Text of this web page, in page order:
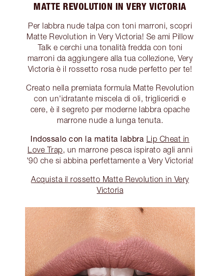
MATTE REVOLUTION IN VERY VICTORIA
Per labbra nude talpa con toni marroni, scopri
Matte Revolution in Very Victoria! Se ami Pillow
Talk e cerchi una tonalità fredda con toni
marroni da aggiungere alla tua collezione, Very
Victoria è il rossetto rosa nude perfetto per te!
Creato nella premiata formula Matte Revolution
con un'idratante miscela di oli, trigliceridi e
cere, è il segreto per moderne labbra opache
marrone nude a lunga tenuta.
Indossalo con la matita labbra Lip Cheat in
Love Trap , un marrone pesca ispirato agli anni
'90 che si abbina perfettamente a Very Victoria!
Acquista il rossetto Matte Revolution in Very
Victoria